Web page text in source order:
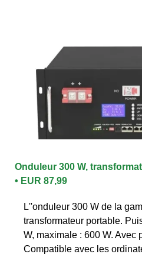
Onduleur 300 W,
• EUR 87,99
L''onduleur 300 W de la
transformateur portable.
W, maximale : 600 W. Avec
Compatible avec les